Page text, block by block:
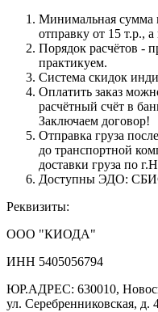
Минимальная сумма
отправку от 15 т.р.,
Порядок расчётов -
практикуем.
Система скидок
Оплатить заказ
расчётный счёт в
Заключаем договор!
Отправка груза
до транспортной
доставки груза по
Доступны ЭДО:
Реквизиты:
ООО "КИОДА"
ИНН 5405056794
ЮР.АДРЕС: 630010,
ул. Серебренниковская, д.